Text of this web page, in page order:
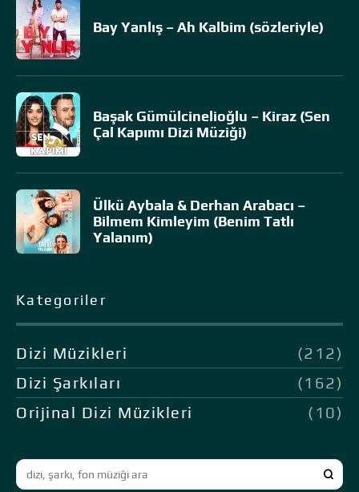
Bay Yanlış – Ah Kalbim (sözleriyle)
Başak Gümülcinelioğlu – Kiraz (Sen
Çal Kapımı Dizi Müziği)
Ülkü Aybala & Derhan Arabacı –
Bilmem Kimleyim (Benim Tatlı
Yalanım)
Kategoriler
Dizi Müzikleri
(212)
Dizi Şarkıları
(162)
Orijinal Dizi Müzikleri
(10)